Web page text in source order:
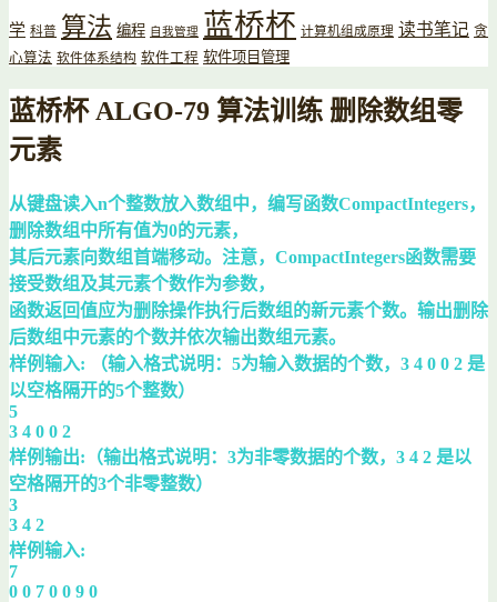
学 科普 算法 编程 自我管理 蓝桥杯 计算机组成原理 读书笔记 贪
心算法 软件体系结构 软件工程 软件项目管理
蓝桥杯 ALGO-79 算法训练 删除数组零
元素
从键盘读入n个整数放入数组中，编写函数CompactIntegers，
删除数组中所有值为0的元素，
其后元素向数组首端移动。注意，CompactIntegers函数需要
接受数组及其元素个数作为参数，
函数返回值应为删除操作执行后数组的新元素个数。输出删除
后数组中元素的个数并依次输出数组元素。
样例输入: （输入格式说明：5为输入数据的个数，3 4 0 0 2 是
以空格隔开的5个整数）
5
3 4 0 0 2
样例输出:（输出格式说明：3为非零数据的个数，3 4 2 是以
空格隔开的3个非零整数）
3
3 4 2
样例输入:
7
0 0 7 0 0 9 0